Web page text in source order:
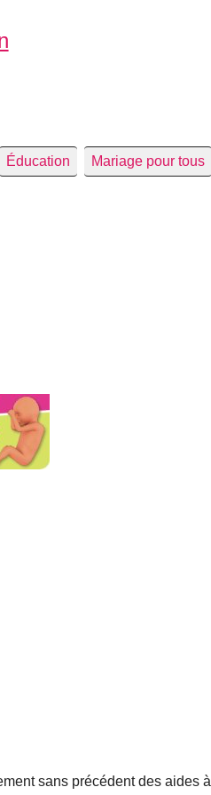
Éducation Mariage pour tous
sans précédent des aides à